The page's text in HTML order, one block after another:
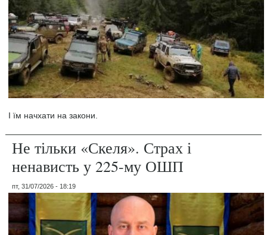
І їм начхати на закони.
Не тільки «Скеля». Страх і
ненависть у 225-му ОШП
пт, 31/07/2026 - 18:19